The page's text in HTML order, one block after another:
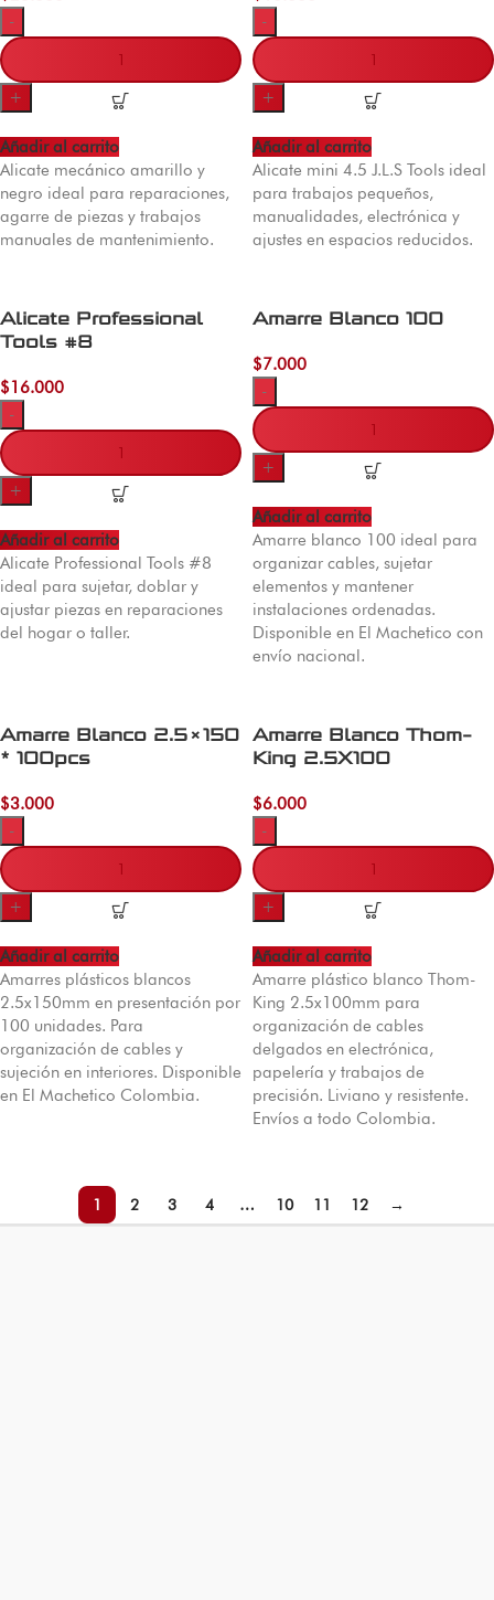
-
+
Añadir al carrito
Alicate mecánico amarillo y
negro ideal para reparaciones,
agarre de piezas y trabajos
manuales de mantenimiento.
-
+
Añadir al carrito
Alicate mini 4.5 J.L.S Tools ideal
para trabajos pequeños,
manualidades, electrónica y
ajustes en espacios reducidos.
Alicate Professional
Tools #8
$16.000
-
+
Añadir al carrito
Alicate Professional Tools #8
ideal para sujetar, doblar y
ajustar piezas en reparaciones
del hogar o taller.
Amarre Blanco 100
$7.000
-
+
Añadir al carrito
Amarre blanco 100 ideal para
organizar cables, sujetar
elementos y mantener
instalaciones ordenadas.
Disponible en El Machetico con
envío nacional.
Amarre Blanco 2.5×150
* 100pcs
$3.000
-
+
Añadir al carrito
Amarres plásticos blancos
2.5x150mm en presentación por
100 unidades. Para
organización de cables y
sujeción en interiores. Disponible
en El Machetico Colombia.
Amarre Blanco Thom-
King 2.5X100
$6.000
-
+
Añadir al carrito
Amarre plástico blanco Thom-
King 2.5x100mm para
organización de cables
delgados en electrónica,
papelería y trabajos de
precisión. Liviano y resistente.
Envíos a todo Colombia.
1 2 3 4 … 10 11 12 →